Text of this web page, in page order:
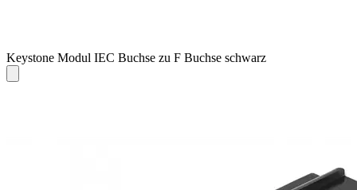
Keystone Modul IEC Buchse zu F Buchse schwarz